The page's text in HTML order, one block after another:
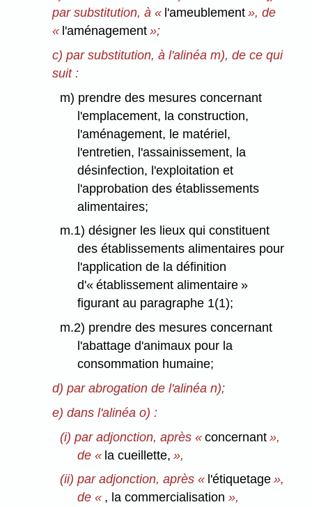
par substitution, à « l'ameublement », de
« l'aménagement »;
c) par substitution, à l'alinéa m), de ce qui
suit :
m) prendre des mesures concernant
l'emplacement, la construction,
l'aménagement, le matériel,
l'entretien, l'assainissement, la
désinfection, l'exploitation et
l'approbation des établissements
alimentaires;
m.1) désigner les lieux qui constituent
des établissements alimentaires pour
l'application de la définition
d'« établissement alimentaire »
figurant au paragraphe 1(1);
m.2) prendre des mesures concernant
l'abattage d'animaux pour la
consommation humaine;
d) par abrogation de l'alinéa n);
e) dans l'alinéa o) :
(i) par adjonction, après « concernant»,
de « la cueillette, »,
(ii) par adjonction, après « l'étiquetage»,
de « , la commercialisation »,